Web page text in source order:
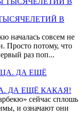
В
началась совсем не
Просто потому, что
раз поп...
ДА ЕЩЁ КАКАЯ!
сейчас сплошь
и означают они